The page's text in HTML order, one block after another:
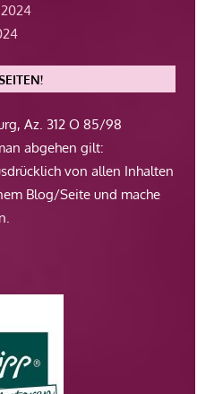
Az. 312 O 85/98
abgehen gilt:
von allen Inhalten
Blog/Seite und mache